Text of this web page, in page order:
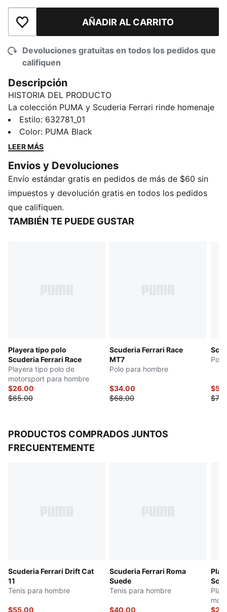
Añadir a la lista de deseosAÑADIR AL CARRITO
Devoluciones gratuitas en todos los pedidos que
califiquen
Descripción
HISTORIA DEL PRODUCTO
La colección PUMA y Scuderia Ferrari rinde homenaje
a la excelencia en el automovilismo y al legendario
legado de Ferrari en las pistas. Esta línea de calzado,
ropa y accesorios mezcla estilo, comodidad y
Scuderia Ferrari, para que puedas llevar contigo el
legado de Ferrari vayas donde vayas.
CARACTERÍSTICAS Y BENEFICIOS
Producto fabricado con al menos un 20 % de
materiales reciclados
Estilo: 632781_01
Color: PUMA Black
LEER MÁS
Envios y Devoluciones
Envío estándar gratis en pedidos de más de $60 sin
impuestos y devolución gratis en todos los pedidos
que califiquen.
TAMBIÉN TE PUEDE GUSTAR
Playera tipo polo
Scuderia Ferrari Race
Playera tipo polo de
motorsport para hombre
$26.00
$65.00
Scuderia Ferrari Race
MT7
Polo para hombre
$34.00
$68.00
PRODUCTOS COMPRADOS JUNTOS
FRECUENTEMENTE
Scuderia Ferrari Drift Cat
11
Tenis para hombre
$55.00
Scuderia Ferrari Roma
Suede
Tenis para hombre
$40.00